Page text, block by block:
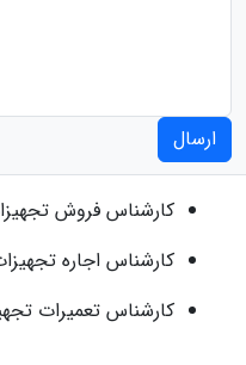
ارسال
کارشناس فروش
کارشناس اجاره
کارشناس تعمیرات